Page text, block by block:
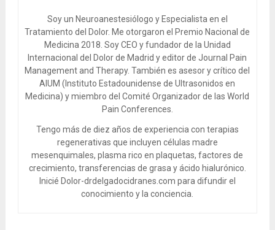
Soy un Neuroanestesiólogo y Especialista en el
Tratamiento del Dolor. Me otorgaron el Premio Nacional de
Medicina 2018. Soy CEO y fundador de la Unidad
Internacional del Dolor de Madrid y editor de Journal Pain
Management and Therapy. También es asesor y crítico del
AIUM (Instituto Estadounidense de Ultrasonidos en
Medicina) y miembro del Comité Organizador de las World
Pain Conferences.
Tengo más de diez años de experiencia con terapias
regenerativas que incluyen células madre
mesenquimales, plasma rico en plaquetas, factores de
crecimiento, transferencias de grasa y ácido hialurónico.
Inicié Dolor-drdelgadocidranes.com para difundir el
conocimiento y la conciencia.